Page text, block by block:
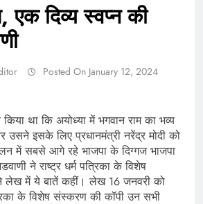
एक दिव्य स्वप्न की
Posted On January 12, 2024
था कि अयोध्या में भगवान राम का भव्य
उसने इसके लिए प्रधानमंत्री नरेंद्र मोदी को
में सबसे आगे रहे भाजपा के दिग्गज भाजपा
ने राष्ट्र धर्म पत्रिका के विशेष
में ये बातें कहीं। लेख 16 जनवरी को
के विशेष संस्करण की कॉपी उन सभी